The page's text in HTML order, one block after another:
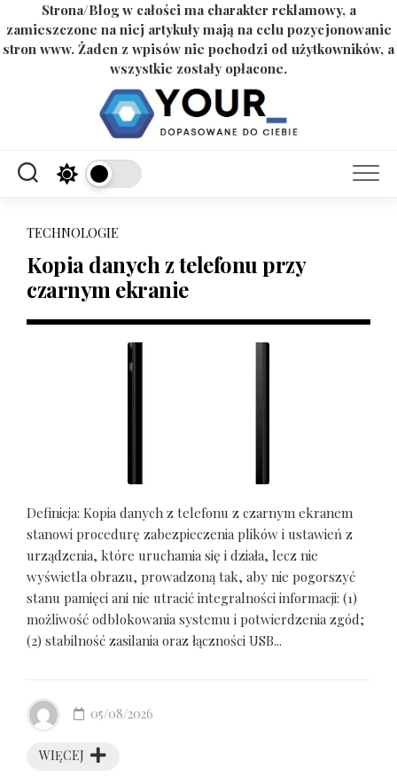
Strona/Blog w całości ma charakter reklamowy, a
zamieszczone na niej artykuły mają na celu pozycjonowanie
stron www. Żaden z wpisów nie pochodzi od użytkowników, a
wszystkie zostały opłacone.
TECHNOLOGIE
Kopia danych z telefonu przy
czarnym ekranie
Definicja: Kopia danych z telefonu z czarnym ekranem
stanowi procedurę zabezpieczenia plików i ustawień z
urządzenia, które uruchamia się i działa, lecz nie
wyświetla obrazu, prowadzoną tak, aby nie pogorszyć
stanu pamięci ani nie utracić integralności informacji: (1)
możliwość odblokowania systemu i potwierdzenia zgód;
(2) stabilność zasilania oraz łączności USB...
WIĘCEJ
05/08/2026